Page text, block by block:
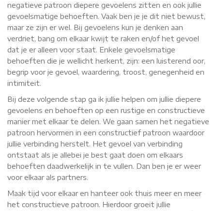
negatieve patroon diepere gevoelens zitten en ook jullie
gevoelsmatige behoeften. Vaak ben je je dit niet bewust,
maar ze zijn er wel. Bij gevoelens kun je denken aan
verdriet, bang om elkaar kwijt te raken en/of het gevoel
dat je er alleen voor staat. Enkele gevoelsmatige
behoeften die je wellicht herkent, zijn: een luisterend oor,
begrip voor je gevoel, waardering, troost, genegenheid en
intimiteit.
Bij deze volgende stap ga ik jullie helpen om jullie diepere
gevoelens en behoeften op een rustige en constructieve
manier met elkaar te delen. We gaan samen het negatieve
patroon hervormen in een constructief patroon waardoor
jullie verbinding herstelt. Het gevoel van verbinding
ontstaat als je allebei je best gaat doen om elkaars
behoeften daadwerkelijk in te vullen. Dan ben je er weer
voor elkaar als partners.
Maak tijd voor elkaar en hanteer ook thuis meer en meer
het constructieve patroon. Hierdoor groeit jullie